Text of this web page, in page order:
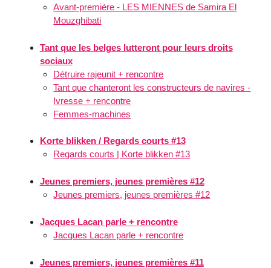
Avant-première - LES MIENNES de Samira El
Mouzghibati
Tant que les belges lutteront pour leurs droits
sociaux
Détruire rajeunit + rencontre
Tant que chanteront les constructeurs de navires -
Ivresse + rencontre
Femmes-machines
Korte blikken / Regards courts #13
Regards courts | Korte blikken #13
Jeunes premiers, jeunes premières #12
Jeunes premiers, jeunes premières #12
Jacques Lacan parle + rencontre
Jacques Lacan parle + rencontre
Jeunes premiers, jeunes premières #11